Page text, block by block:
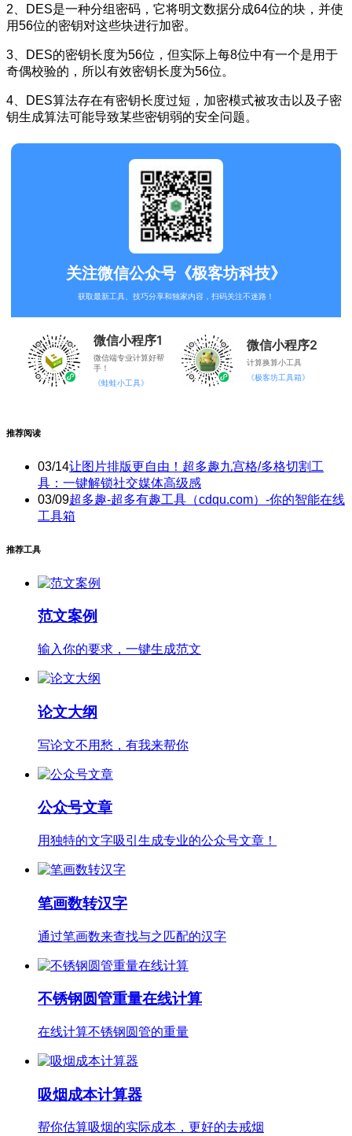
2、DES是一种分组密码，它将明文数据分成64位的块，并使
用56位的密钥对这些块进行加密。
3、DES的密钥长度为56位，但实际上每8位中有一个是用于
奇偶校验的，所以有效密钥长度为56位。
4、DES算法存在有密钥长度过短，加密模式被攻击以及子密
钥生成算法可能导致某些密钥弱的安全问题。
关注微信公众号《极客坊科技》
获取最新工具、技巧分享和独家内容，扫码关注不迷路！
微信小程序1
微信端专业计算好帮
手！
《蛙蛙小工具》
微信小程序2
计算换算小工具
《极客坊工具箱》
推荐阅读
03/14让图片排版更自由！超多趣九宫格/多格切割工
具：一键解锁社交媒体高级感
03/09超多趣-超多有趣工具（cdqu.com）-你的智能在线
工具箱
推荐工具
范文案例
输入你的要求，一键生成范文
论文大纲
写论文不用愁，有我来帮你
公众号文章
用独特的文字吸引生成专业的公众号文章！
笔画数转汉字
通过笔画数来查找与之匹配的汉字
不锈钢圆管重量在线计算
在线计算不锈钢圆管的重量
吸烟成本计算器
帮你估算吸烟的实际成本，更好的去戒烟